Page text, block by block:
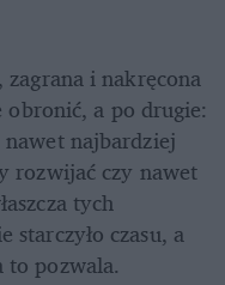
i nakręcona
a po drugie:
najbardziej
rozwijać czy nawet
tych
czasu, a
pozwala.